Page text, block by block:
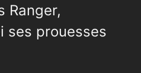
Ranger,
ses prouesses